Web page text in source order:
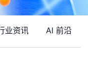
业资讯 AI 前沿